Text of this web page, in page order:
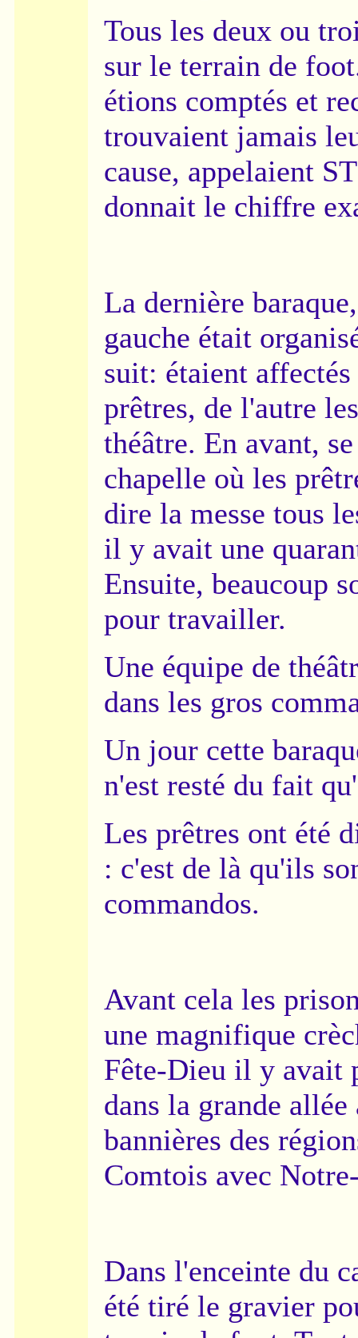
Tous les deux ou
sur le terrain de
étions comptés et
trouvaient jamais
cause, appelaient
donnait le chiffre
La dernière
gauche était
suit: étaient
prêtres, de l'autre
théâtre. En avant,
chapelle où les
dire la messe tous
il y avait une
Ensuite, beaucoup
pour travailler.
Une équipe de
dans les gros
Un jour cette
n'est resté du fait
Les prêtres ont été
: c'est de là qu'ils
commandos.
Avant cela les
une magnifique
Fête-Dieu il y avait
dans la grande allée
bannières des
Comtois avec
Dans l'enceinte du
été tiré le gravier